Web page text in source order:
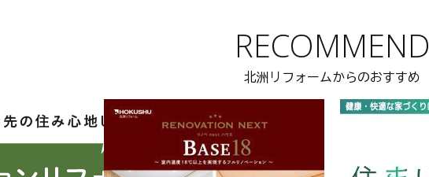
RECOMMEND
北洲リフォームからのおすすめ